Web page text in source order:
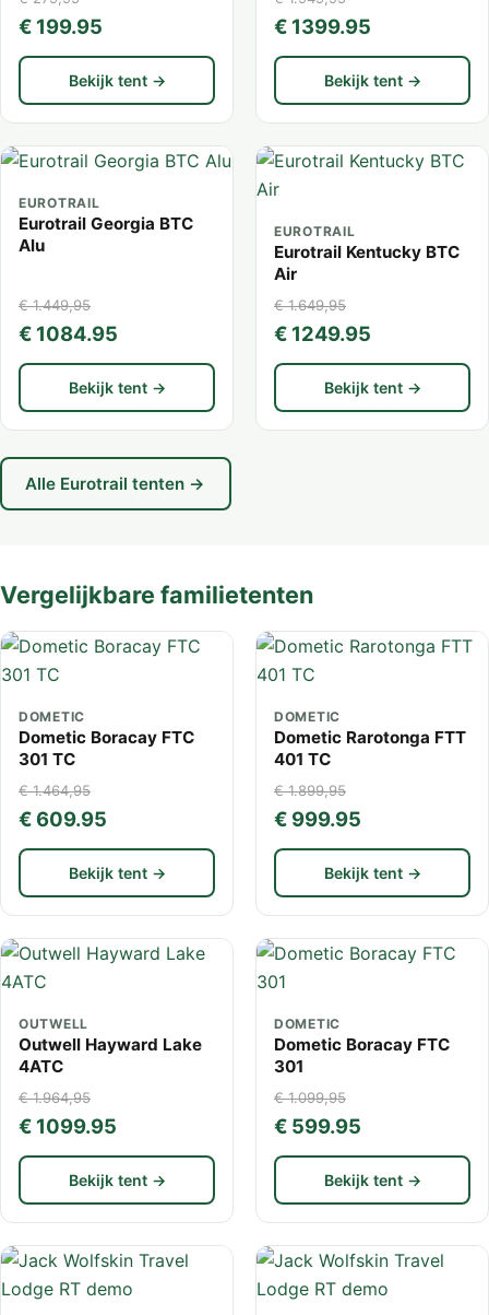
€ 199.95
Bekijk tent →
€ 1399.95
Bekijk tent →
EUROTRAIL
Eurotrail Georgia BTC
Alu
€ 1.449,95
€ 1084.95
Bekijk tent →
EUROTRAIL
Eurotrail Kentucky BTC
Air
€ 1.649,95
€ 1249.95
Bekijk tent →
Alle Eurotrail tenten →
Vergelijkbare familietenten
DOMETIC
Dometic Boracay FTC
301 TC
€ 1.464,95
€ 609.95
Bekijk tent →
DOMETIC
Dometic Rarotonga FTT
401 TC
€ 1.899,95
€ 999.95
Bekijk tent →
OUTWELL
Outwell Hayward Lake
4ATC
€ 1.964,95
€ 1099.95
Bekijk tent →
DOMETIC
Dometic Boracay FTC
301
€ 1.099,95
€ 599.95
Bekijk tent →